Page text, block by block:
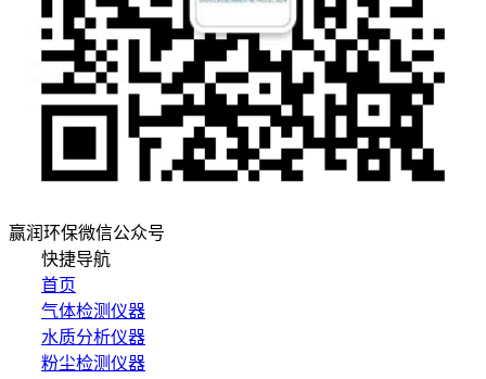
赢润环保微信公众号
快捷导航
首页
气体检测仪器
水质分析仪器
粉尘检测仪器